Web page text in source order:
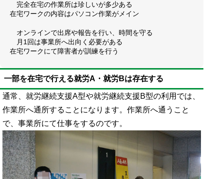
完全在宅の作業所は珍しいが多少ある
在宅ワークの内容はパソコン作業がメイン
オンラインで出席や報告を行い、時間を守る
月1回は事業所へ出向く必要がある
在宅ワークにて障害者が訓練を行う
一部を在宅で行える就労A・就労Bは存在する
通常、就労継続支援A型や就労継続支援B型の利用では、
作業所へ通所することになります。作業所へ通うこと
で、事業所にて仕事をするのです。